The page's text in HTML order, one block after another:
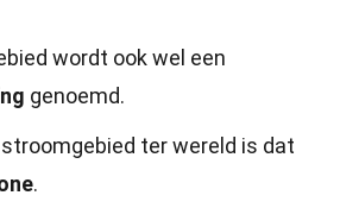
wordt ook wel een
genoemd.
ter wereld is dat
.